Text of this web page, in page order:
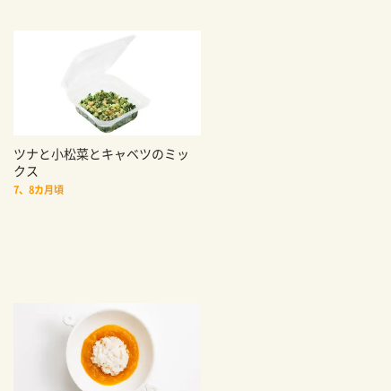
ツナと小松菜とキャベツのミッ
クス
7、8カ月頃